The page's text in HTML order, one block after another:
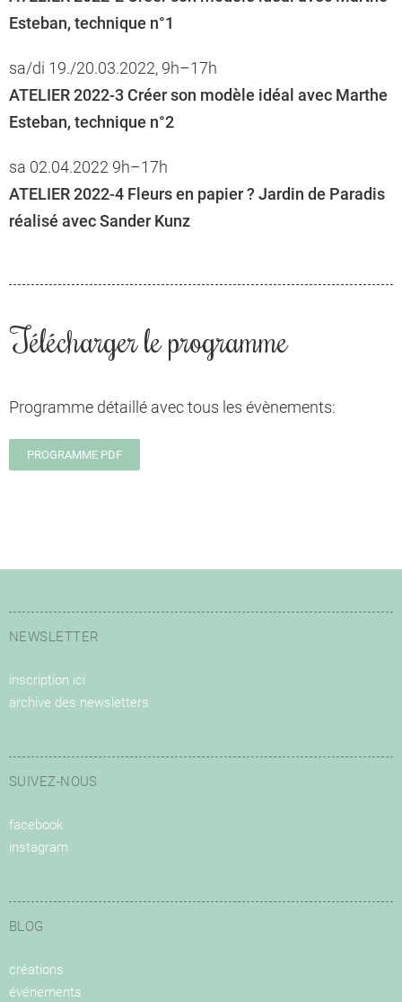
Esteban, technique n°1
sa/di 19./20.03.2022, 9h–17h
ATELIER 2022-3 Créer son modèle idéal avec Marthe
Esteban, technique n°2
sa 02.04.2022 9h–17h
ATELIER 2022-4 Fleurs en papier ? Jardin de Paradis
réalisé avec Sander Kunz
Télécharger le programme
Programme détaillé avec tous les évènements:
PROGRAMME PDF
NEWSLETTER
inscription ici
archive des newsletters
SUIVEZ-NOUS
facebook
instagram
BLOG
créations
événements